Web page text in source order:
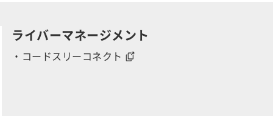
ライバーマネージメント
・コードスリーコネクト